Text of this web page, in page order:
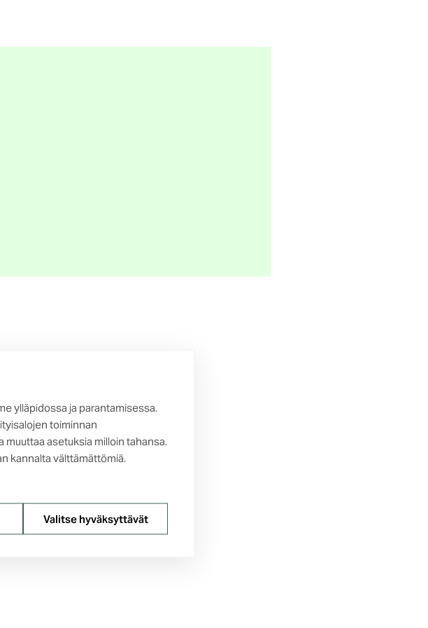
ylläpidossa ja parantamisessa.
toiminnan
muuttaa asetuksia milloin tahansa.
kannalta välttämättömiä.
Valitse hyväksyttävät